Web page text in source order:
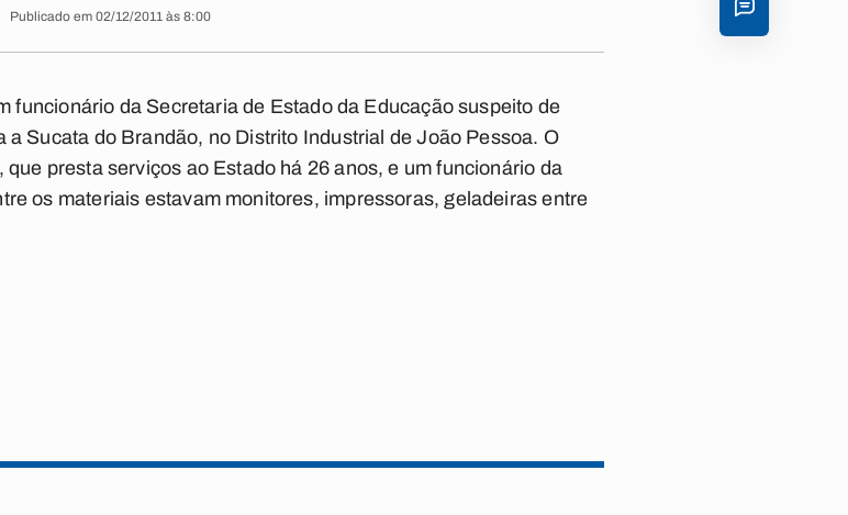
Publicado em 02/12/2011 às 8:00
funcionário da Secretaria de Estado da Educação suspeito de
Sucata do Brandão, no Distrito Industrial de João Pessoa. O
presta serviços ao Estado há 26 anos, e um funcionário da
os materiais estavam monitores, impressoras, geladeiras entre